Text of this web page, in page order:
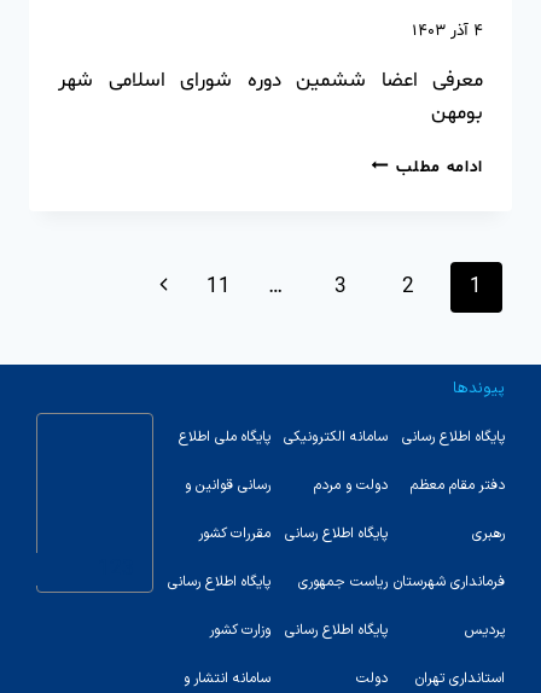
۴ آذر ۱۴۰۳
معرفی اعضا ششمین دوره شورای اسلامی شهر
بومهن
ادامه مطلب
1
2
3
…
11
پیوندها
پایگاه اطلاع رسانی
دفتر مقام معظم
رهبری
فرمانداری شهرستان
پردیس
استانداری تهران
سامانه الکترونیکی
دولت و مردم
پایگاه اطلاع رسانی
ریاست جمهوری
پایگاه اطلاع رسانی
دولت
پایگاه ملی اطلاع
رسانی قوانین و
مقررات کشور
پایگاه اطلاع رسانی
وزارت کشور
سامانه انتشار و